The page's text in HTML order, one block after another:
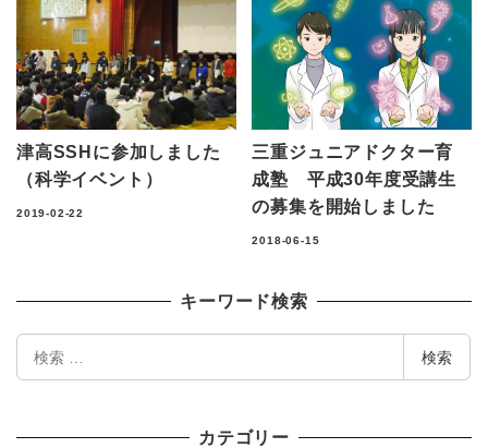
津高SSHに参加しました
（科学イベント）
2019-02-22
三重ジュニアドクター育
成塾 平成30年度受講生
の募集を開始しました
2018-06-15
キーワード検索
索
検索
カテゴリー